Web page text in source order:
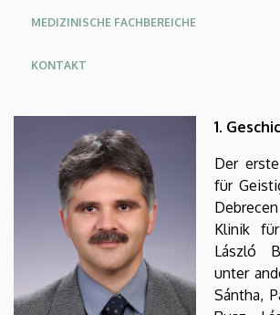
MEDIZINISCHE FACHBEREICHE
KONTAKT
1.
Der
für
Klinik
László
unter
Sántha,